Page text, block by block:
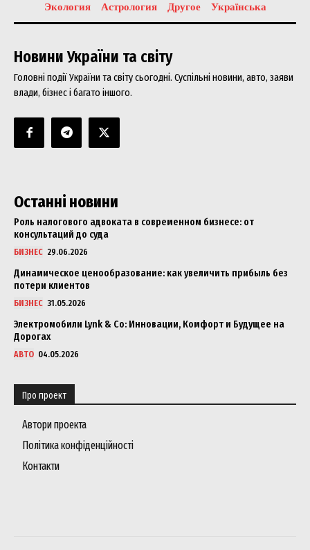
Экология
Астрология Другое Українська
Новини України та світу
Головні події України та світу сьогодні. Суспільні новини, авто, заяви
влади, бізнес і багато іншого.
Останні новини
Роль налогового адвоката в современном бизнесе: от
консультаций до суда
БИЗНЕС 29.06.2026
Динамическое ценообразование: как увеличить прибыль без
потери клиентов
БИЗНЕС 31.05.2026
Электромобили Lynk & Co: Инновации, Комфорт и Будущее на
Дорогах
АВТО 04.05.2026
Про проект
Автори проекта
Політика конфіденційності
Контакти